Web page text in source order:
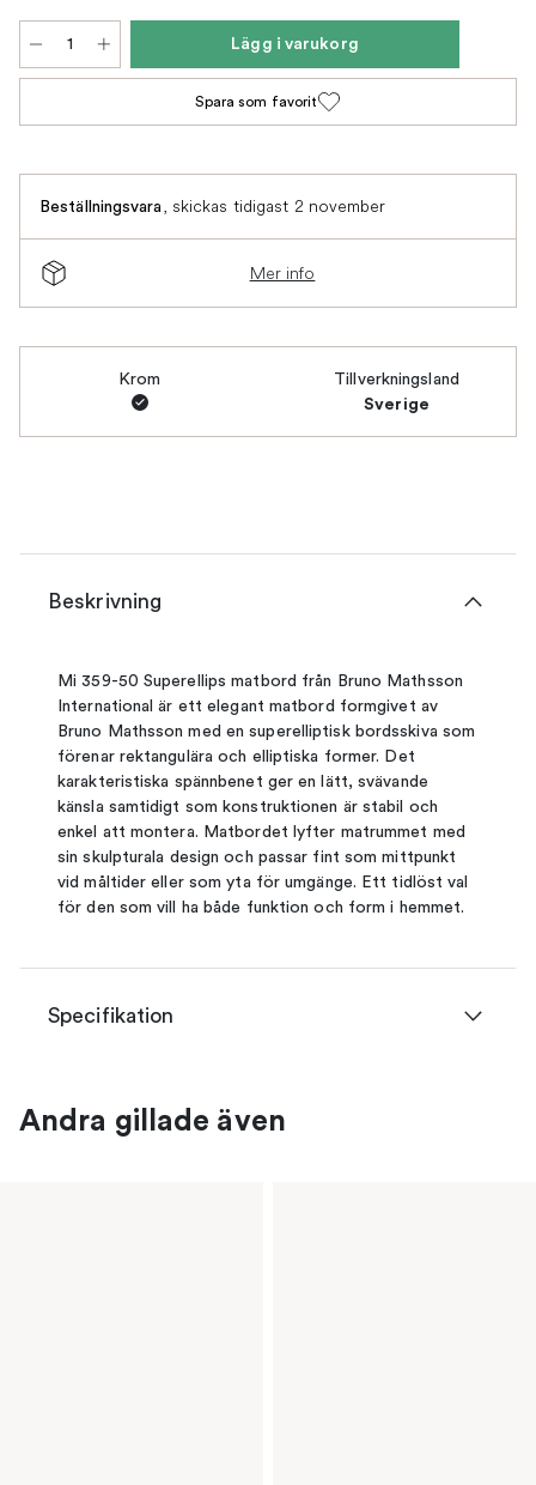
Lägg i varukorg
Spara som favorit
Beställningsvara, skickas tidigast 2 november
Mer info
Krom Tillverkningsland
Sverige
Beskrivning
Mi 359-50 Superellips matbord från Bruno Mathsson
International är ett elegant matbord formgivet av
Bruno Mathsson med en superelliptisk bordsskiva som
förenar rektangulära och elliptiska former. Det
karakteristiska spännbenet ger en lätt, svävande
känsla samtidigt som konstruktionen är stabil och
enkel att montera. Matbordet lyfter matrummet med
sin skulpturala design och passar fint som mittpunkt
vid måltider eller som yta för umgänge. Ett tidlöst val
för den som vill ha både funktion och form i hemmet.
Specifikation
Andra gillade även